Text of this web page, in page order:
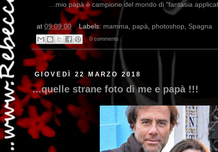
...mio papà è campione del mondo di "fantasia
at 09:09:00 Labels: mamma, papà, photoshop, Spagna
0 comments
GIOVEDÌ 22 MARZO 2018
...quelle strane foto di me e papà !!!